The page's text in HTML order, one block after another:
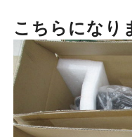
こちらになり